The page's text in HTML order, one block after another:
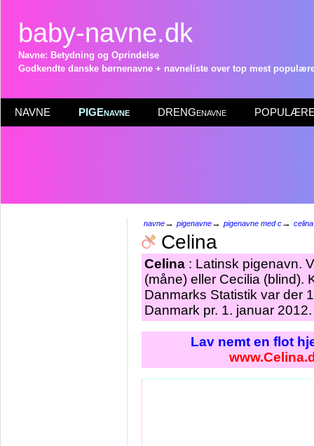
baby-navne.dk
Navne: Betydning og Oprindelse
Godkendte danske børnenavne + navneliste over top mest
NAVNE PIGEnavne DRENGenavne POPULÆRE
navne→ pigenavne→ pigenavne med c→ celina
Celina
Celina : Latinsk pigenavn.
(måne) eller Cecilia (blind).
Danmarks Statistik var der
Danmark pr. 1. januar 2012.
Lav nemt en flot